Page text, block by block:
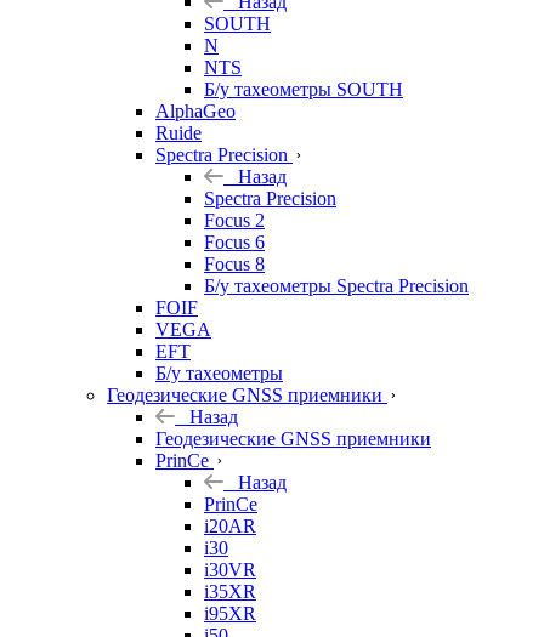
SOUTH
N
NTS
Б/у тахеометры SOUTH
AlphaGeo
Ruide
Spectra Precision
Назад
Spectra Precision
Focus 2
Focus 6
Focus 8
Б/у тахеометры Spectra Precision
FOIF
VEGA
EFT
Б/у тахеометры
Геодезические GNSS приемники
Назад
Геодезические GNSS приемники
PrinCe
Назад
PrinCe
i20AR
i30
i30VR
i35XR
i95XR